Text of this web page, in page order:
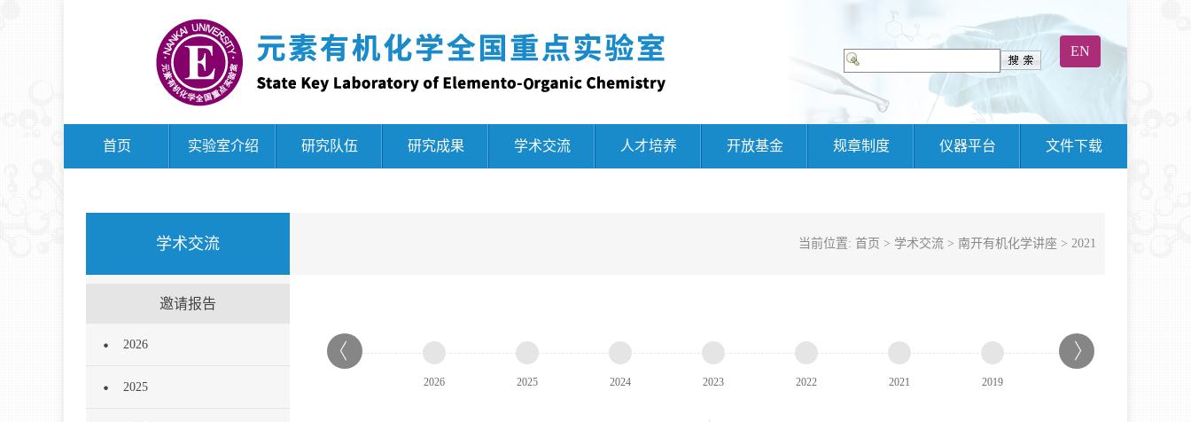
EN
首页 实验室介绍 研究队伍 研究成果 学术交流 人才培养 开放基金 规章制度 仪器平台 文件下载
学术交流
邀请报告
2026
2025
当前位置: 首页 > 学术交流 > 南开有机化学讲座 > 2021
2026 2025 2024 2023 2022 2021 2019